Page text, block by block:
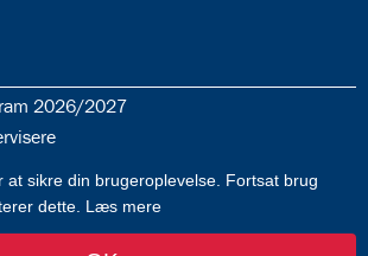
2026/2027
& betingelser
at sikre din brugeroplevelse. Fortsat brug
dette. Læs mere